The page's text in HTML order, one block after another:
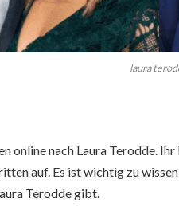
laura
online nach Laura Terodde.
auf. Es ist wichtig zu
Terodde gibt.